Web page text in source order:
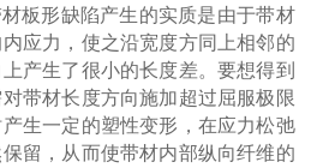
板形缺陷产生的实质是由于带材
应力，使之沿宽度方同上相邻的
产生了很小的长度差。要想得到
带材长度方向施加超过屈服极限
生一定的塑性变形，在应力松弛
留，从而使带材内部纵向纤维的